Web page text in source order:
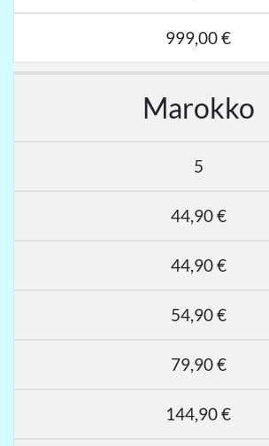
999,00 €
Marokko
5
44,90 €
44,90 €
54,90 €
79,90 €
144,90 €